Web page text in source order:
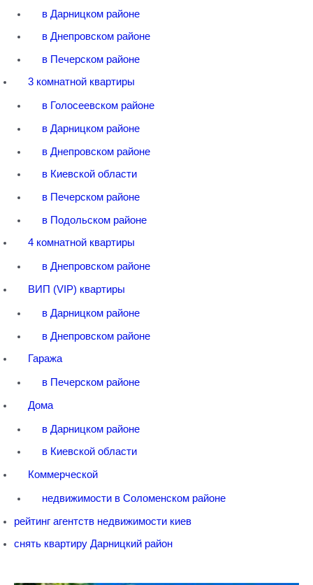
в Дарницком районе
в Днепровском районе
в Печерском районе
3 комнатной квартиры
в Голосеевском районе
в Дарницком районе
в Днепровском районе
в Киевской области
в Печерском районе
в Подольском районе
4 комнатной квартиры
в Днепровском районе
ВИП (VIP) квартиры
в Дарницком районе
в Днепровском районе
Гаража
в Печерском районе
Дома
в Дарницком районе
в Киевской области
Коммерческой
недвижимости в Соломенском районе
рейтинг агентств недвижимости киев
снять квартиру Дарницкий район